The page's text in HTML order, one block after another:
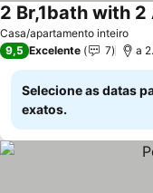
Casa/apartamento inteiro
9,5 Excelente 7 a
Selecione as datas
exatos.